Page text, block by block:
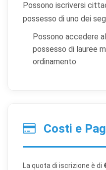
Possono iscriversi
possesso di uno dei
Possono accedere
possesso di lauree
ordinamento
Costi e
La quota di iscrizione è di